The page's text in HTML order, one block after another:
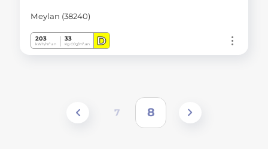
Meylan (38240)
203
kWh/m².an
33
Kg CO2/m².an D
7 8